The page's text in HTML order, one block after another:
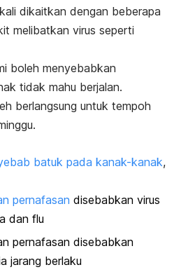
dikaitkan dengan beberapa
melibatkan virus seperti
boleh menyebabkan
tidak mahu berjalan.
berlangsung untuk tempoh
batuk pada kanak-kanak,
pernafasan disebabkan virus
dan flu
pernafasan disebabkan
jarang berlaku